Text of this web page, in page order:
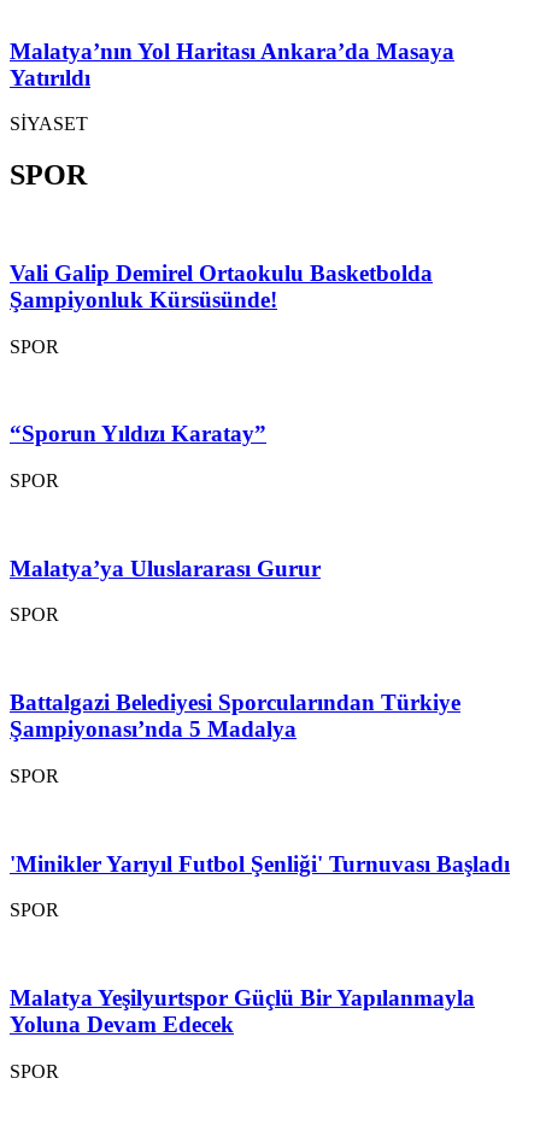
Malatya’nın Yol Haritası Ankara’da Masaya
Yatırıldı
SİYASET
SPOR
Vali Galip Demirel Ortaokulu Basketbolda
Şampiyonluk Kürsüsünde!
SPOR
“Sporun Yıldızı Karatay”
SPOR
Malatya’ya Uluslararası Gurur
SPOR
Battalgazi Belediyesi Sporcularından Türkiye
Şampiyonası’nda 5 Madalya
SPOR
'Minikler Yarıyıl Futbol Şenliği' Turnuvası Başladı
SPOR
Malatya Yeşilyurtspor Güçlü Bir Yapılanmayla
Yoluna Devam Edecek
SPOR